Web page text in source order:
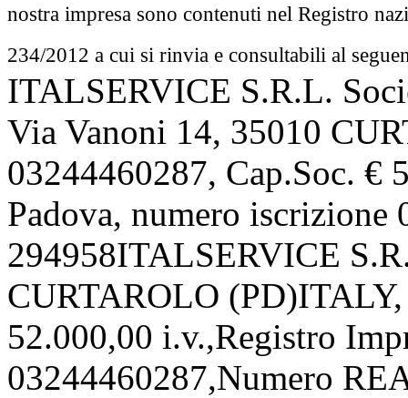
nostra impresa sono contenuti nel Registro
234/2012 a cui si rinvia e consultabili al
ITALSERVICE S.R.L.
Via Vanoni 14, 35010
03244460287, Cap.Soc. €
Padova, numero
294958ITALSERVICE
CURTAROLO
52.000,00 i.v.,Registro
03244460287,Numero